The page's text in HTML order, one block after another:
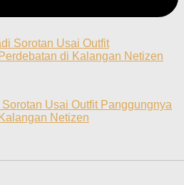
Usai Outfit Panggungnya
Netizen